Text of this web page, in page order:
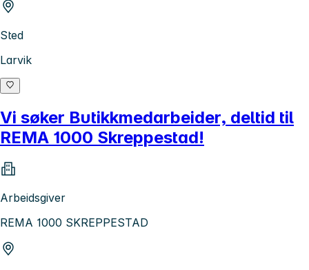
Sted
Larvik
Vi søker Butikkmedarbeider, deltid til
REMA 1000 Skreppestad!
Arbeidsgiver
REMA 1000 SKREPPESTAD